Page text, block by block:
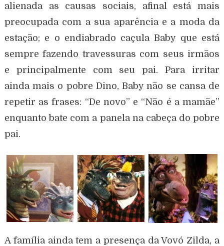
alienada as causas sociais, afinal está mais
preocupada com a sua aparência e a moda da
estação; e o endiabrado caçula Baby que está
sempre fazendo travessuras com seus irmãos
e principalmente com seu pai. Para irritar
ainda mais o pobre Dino, Baby não se cansa de
repetir as frases: “De novo” e “Não é a mamãe”
enquanto bate com a panela na cabeça do pobre
pai.
A família ainda tem a presença da Vovó Zilda, a